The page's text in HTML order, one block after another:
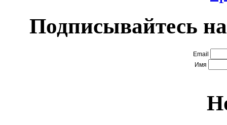
Подписывайтесь
Email
Имя